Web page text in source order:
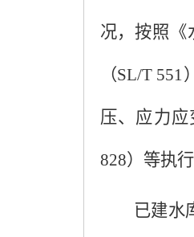
况，按照《
（SL/T 551
压、应力
828）等执
已建水